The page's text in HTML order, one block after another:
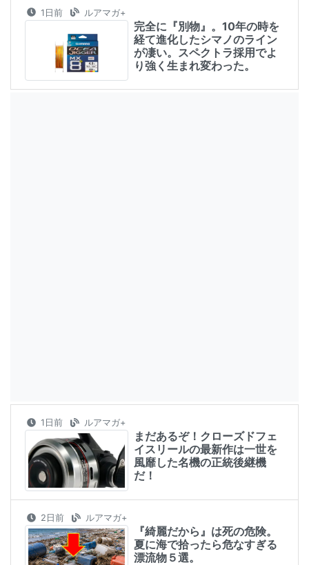
1日前 ルアマガ+
完全に『別物』。10年の時を
経て進化したシマノのライン
が凄い。スペクトラ採用でよ
り強く生まれ変わった。
1日前 ルアマガ+
まだあるぞ！クローズドフェ
イスリールの最新作は一世を
風靡した名機の正統後継機
だ！
2日前 ルアマガ+
『綺麗だから』は死の危険。
夏に海で拾ったら危なすぎる
漂流物５選。